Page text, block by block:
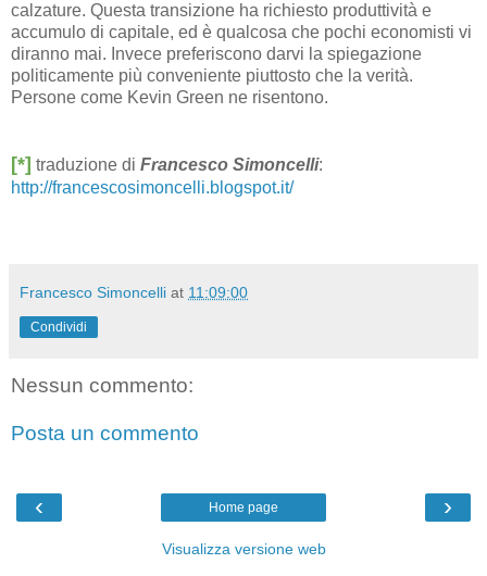
calzature. Questa transizione ha richiesto produttività e
accumulo di capitale, ed è qualcosa che pochi economisti vi
diranno mai. Invece preferiscono darvi la spiegazione
politicamente più conveniente piuttosto che la verità.
Persone come Kevin Green ne risentono.
[*] traduzione di Francesco Simoncelli:
http://francescosimoncelli.blogspot.it/
Francesco Simoncelli at 11:09:00
Condividi
Nessun commento:
Posta un commento
‹ ›
Home page
Visualizza versione web